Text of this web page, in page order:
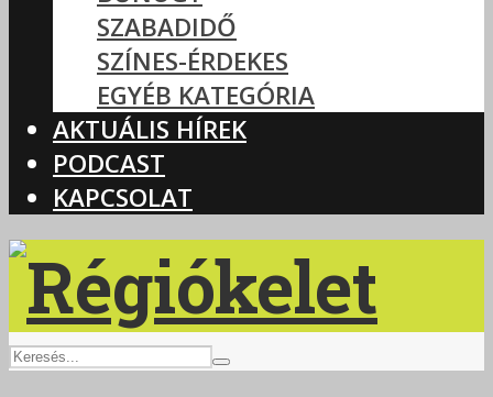
SZABADIDŐ
SZÍNES-ÉRDEKES
EGYÉB KATEGÓRIA
AKTUÁLIS HÍREK
PODCAST
KAPCSOLAT